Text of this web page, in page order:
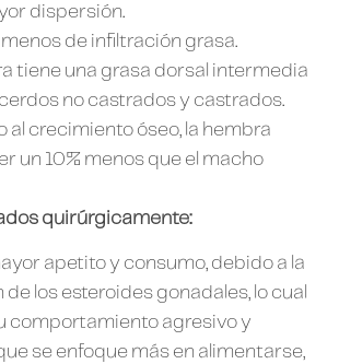
dispersión.
menos de infiltración grasa.
tiene una grasa dorsal intermedia
no castrados y castrados.
al crecimiento óseo, la hembra
un 10% menos que el macho
quirúrgicamente:
apetito y consumo, debido a la
de los esteroides gonadales, lo cual
comportamiento agresivo y
se enfoque más en alimentarse,